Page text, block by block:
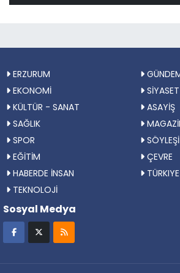
ERZURUM
EKONOMİ
SİYASET
KÜLTÜR - SANAT
ASAYİŞ
SAĞLIK
SPOR
SÖYLEŞİ
EĞİTİM
ÇEVRE
HABERDE İNSAN
TÜRKIYE
TEKNOLOJİ
Sosyal Medya